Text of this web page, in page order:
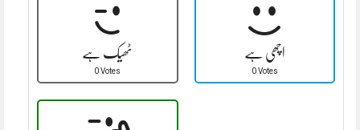
ٹھیک ہے
0 Votes
اچھی ہے
0 Votes